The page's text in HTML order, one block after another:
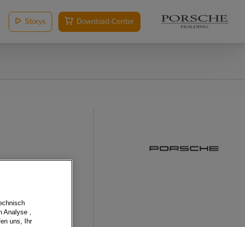
Storys Download-Center
,
uns, Ihr